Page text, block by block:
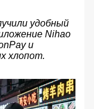
удобный
Nihao
и
хлопот.